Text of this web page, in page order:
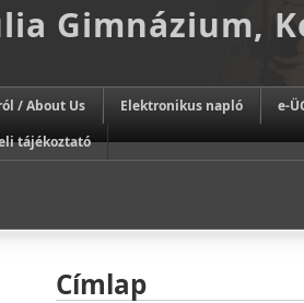
Gimnázium,
/ About Us Elektronikus napló
e-
tájékoztató
Címlap